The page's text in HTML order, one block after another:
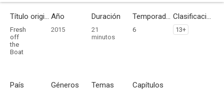
Título original
Fresh
off
the
Boat
Año
2015
Duración
21
minutos
Temporadas
6
Clasificación por edades
13+
País Géneros Temas Capítulos